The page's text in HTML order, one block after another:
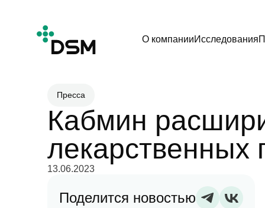
О компанииИсследования
Пресса
Кабмин
лекарственных
13.06.2023
Поделится новостью